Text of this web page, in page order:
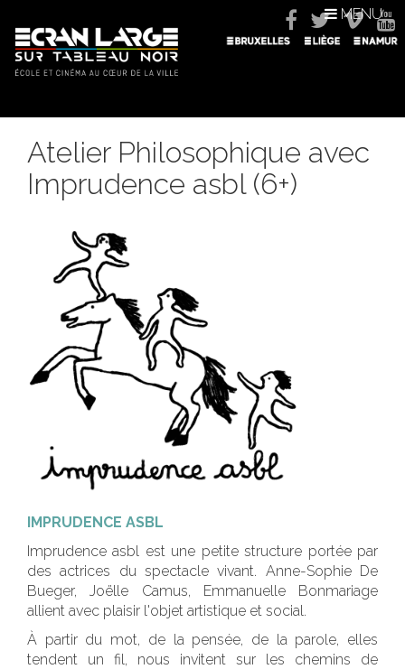
MENU
Atelier Philosophique avec
Imprudence asbl (6+)
IMPRUDENCE ASBL
Imprudence asbl est une petite structure portée par
des actrices du spectacle vivant. Anne-Sophie De
Bueger, Joëlle Camus, Emmanuelle Bonmariage
allient avec plaisir l'objet artistique et social.
À partir du mot, de la pensée, de la parole, elles
tendent un fil, nous invitent sur les chemins de